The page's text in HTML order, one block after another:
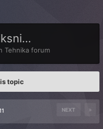
Tehnika forum
topic
NEXT